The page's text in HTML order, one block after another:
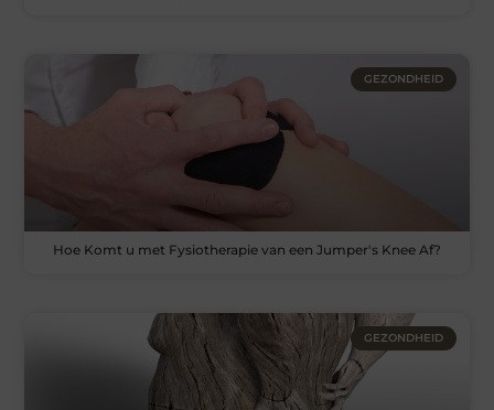
GEZONDHEID
Hoe Komt u met Fysiotherapie van een Jumper's Knee Af?
GEZONDHEID